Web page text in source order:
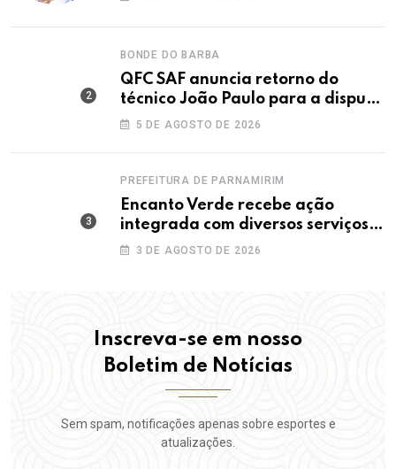
BONDE DO BARBA
QFC SAF anuncia retorno do
técnico João Paulo para a disputa
da elite do Campeonato Potiguar
5 DE AGOSTO DE 2026
PREFEITURA DE PARNAMIRIM
Encanto Verde recebe ação
integrada com diversos serviços
gratuitos à população
3 DE AGOSTO DE 2026
Inscreva-se em nosso
Boletim de Notícias
Sem spam, notificações apenas sobre esportes e
atualizações.